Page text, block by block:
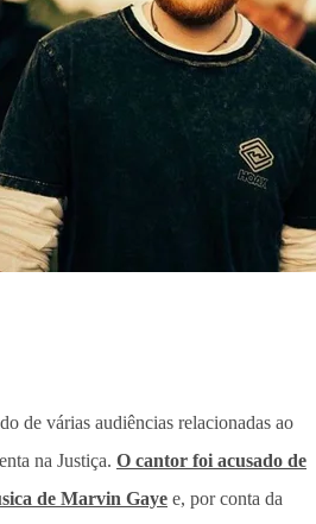
de várias audiências relacionadas ao
na Justiça. O cantor foi acusado de
de Marvin Gaye e, por conta da